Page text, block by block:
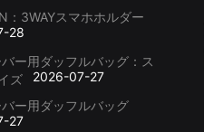
：3WAYスマホホルダー
28
ー用ダッフルバッグ：ス
ズ
2026-07-27
ー用ダッフルバッグ
27